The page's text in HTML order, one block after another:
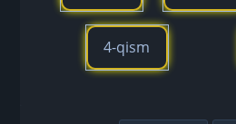
4-qism